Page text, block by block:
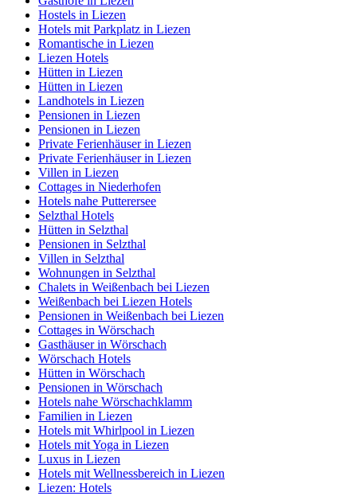
Hostels in Liezen
Hotels mit Parkplatz in Liezen
Romantische in Liezen
Liezen Hotels
Hütten in Liezen
Hütten in Liezen
Landhotels in Liezen
Pensionen in Liezen
Pensionen in Liezen
Private Ferienhäuser in Liezen
Private Ferienhäuser in Liezen
Villen in Liezen
Cottages in Niederhofen
Hotels nahe Putterersee
Selzthal Hotels
Hütten in Selzthal
Pensionen in Selzthal
Villen in Selzthal
Wohnungen in Selzthal
Chalets in Weißenbach bei Liezen
Weißenbach bei Liezen Hotels
Pensionen in Weißenbach bei Liezen
Cottages in Wörschach
Gasthäuser in Wörschach
Wörschach Hotels
Hütten in Wörschach
Pensionen in Wörschach
Hotels nahe Wörschachklamm
Familien in Liezen
Hotels mit Whirlpool in Liezen
Hotels mit Yoga in Liezen
Luxus in Liezen
Hotels mit Wellnessbereich in Liezen
Liezen: Hotels